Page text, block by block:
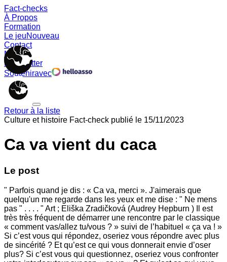
Fact-checks
À Propos
Formation
Le jeuNouveau
Contact
Memes
Newsletter
Souteniravec
Retour à la liste
Culture et histoire Fact-check publié le 15/11/2023
Ca va vient du caca
Le post
" Parfois quand je dis : « Ca va, merci ». J'aimerais que
quelqu'un me regarde dans les yeux et me dise : " Ne mens
pas " . . . . " Art ; Eliška Zradičková (Audrey Hepburn ) Il est
très très fréquent de démarrer une rencontre par le classique
« comment vas/allez tu/vous ? » suivi de l’habituel « ça va ! »
Si c’est vous qui répondez, oseriez vous répondre avec plus
de sincérité ? Et qu’est ce qui vous donnerait envie d’oser
plus? Si c’est vous qui questionnez, oseriez vous confronter